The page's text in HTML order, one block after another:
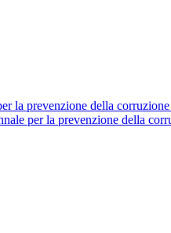
la prevenzione della corruzione
per la prevenzione della